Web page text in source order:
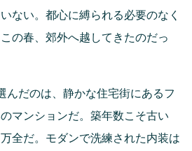
ない。都心に縛られる必要のなく
の春、郊外へ越してきたのだっ
んだのは、静かな住宅街にあるフ
マンションだ。築年数こそ古い
全だ。モダンで洗練された内装は